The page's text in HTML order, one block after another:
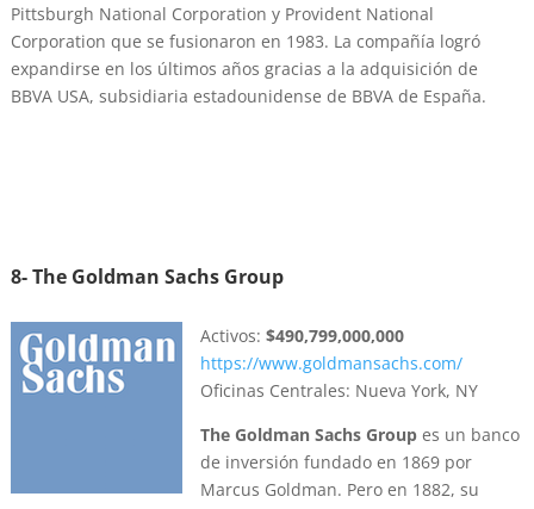
Pittsburgh National Corporation y Provident National
Corporation que se fusionaron en 1983. La compañía logró
expandirse en los últimos años gracias a la adquisición de
BBVA USA, subsidiaria estadounidense de BBVA de España.
8- The Goldman Sachs Group
Activos: $490,799,000,000
https://www.goldmansachs.com/
Oficinas Centrales: Nueva York, NY
The Goldman Sachs Groupes un banco
de inversión fundado en 1869 por
Marcus Goldman. Pero en 1882, su